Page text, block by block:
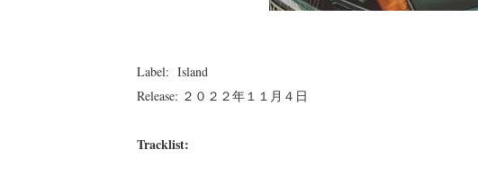
Label: Island
Release: ２０２２年１１月４日
Tracklist: